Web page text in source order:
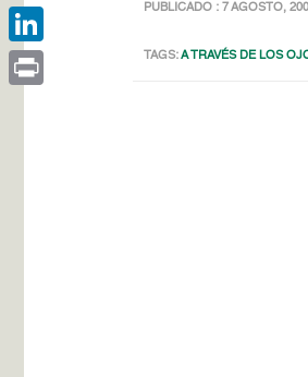
PUBLICADO : 7 AGOSTO,
TAGS:A TRAVÉS DE LOS
Facebook
LinkedIn